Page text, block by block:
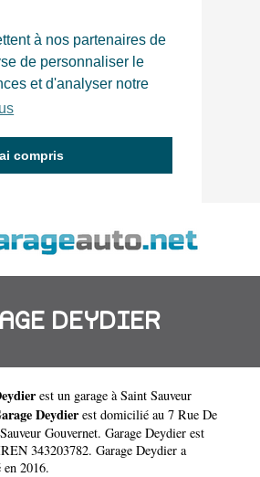
à nos partenaires de
de personnaliser le
et d'analyser notre
compris
DEYDIER
est un garage à Saint Sauveur
Deydierest domicilié au 7 Rue De
Gouvernet. Garage Deydier est
343203782. Garage Deydier a
2016.